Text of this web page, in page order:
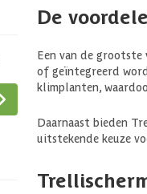
De
Een van de
of geïntegreerd
klimplanten,
Daarnaast bieden
uitstekende keuze